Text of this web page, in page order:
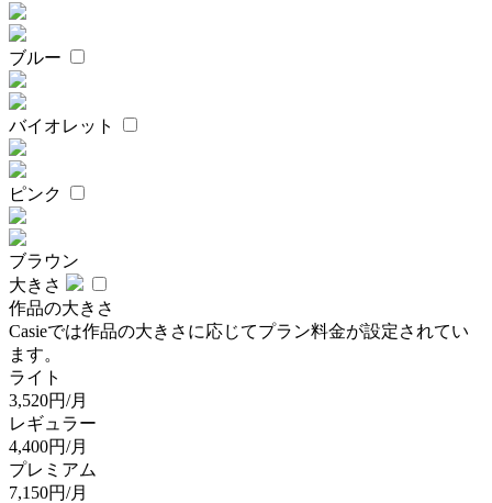
ブルー
バイオレット
ピンク
ブラウン
大きさ
作品の大きさ
Casieでは作品の大きさに応じてプラン料金が設定されてい
ます。
ライト
3,520円/月
レギュラー
4,400円/月
プレミアム
7,150円/月